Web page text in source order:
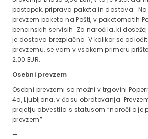
postopek, priprava paketa in dostava.
prevzem paketa na Pošti, v paketomatih
bencinskih servisih. Za naročila, ki
je dostava brezplačna. V kolikor se
prevzemu, se vam v vsakem primeru
2,00 EUR.
Osebni prevzem
Osebni prevzemi so možni v trgovini
4a, Ljubljana, v času obratovanja.
prejetju obvestila s statusom “naročilo je
prevzem”.
—